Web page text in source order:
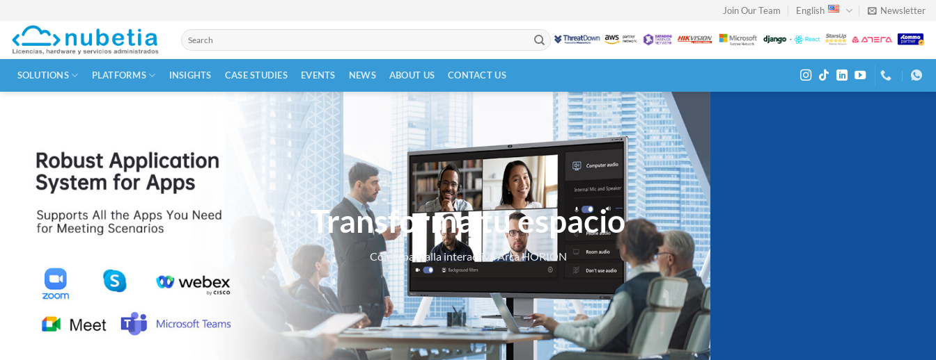
content
Join Our Team English Newsletter
Search
for:
SOLUTIONS PLATFORMS INSIGHTS CASE STUDIES EVENTS NEWS ABOUT US CONTACT US
Transforma tu espacio
Con la pantalla interactiva Arca HORION